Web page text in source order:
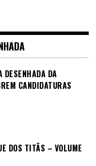
DESENHADA DA
CANDIDATURAS
DOS TITÃS – VOLUME